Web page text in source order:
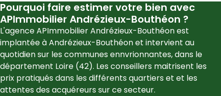
Pourquoi faire estimer votre bien avec
APImmobilier Andrézieux-Bouthéon ?
L'agence APImmobilier Andrézieux-Bouthéon est
implantée à Andrézieux-Bouthéon et intervient au
quotidien sur les communes ennvrionnantes, dans le
département Loire (42). Les conseillers maitrisent les
prix pratiqués dans les différents quartiers et et les
attentes des acquéreurs sur ce secteur.